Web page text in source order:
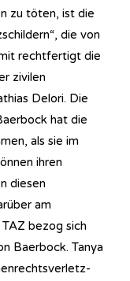
zu töten, ist die
die von
rechtfertigt die
zivilen
Delori. Die
hat die
als sie im
ihren
diesen
am
bezog sich
Baerbock. Tanya